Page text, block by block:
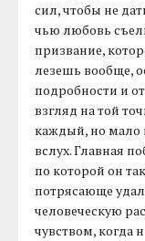
сил, чтобы не
чью любовь
призвание,
лезешь вообще,
подробности и
взгляд на той
каждый, но мало
вслух. Главная
по которой он
потрясающе
человеческую
чувством, когда